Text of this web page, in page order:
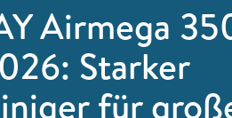
Airmega
Starker
für